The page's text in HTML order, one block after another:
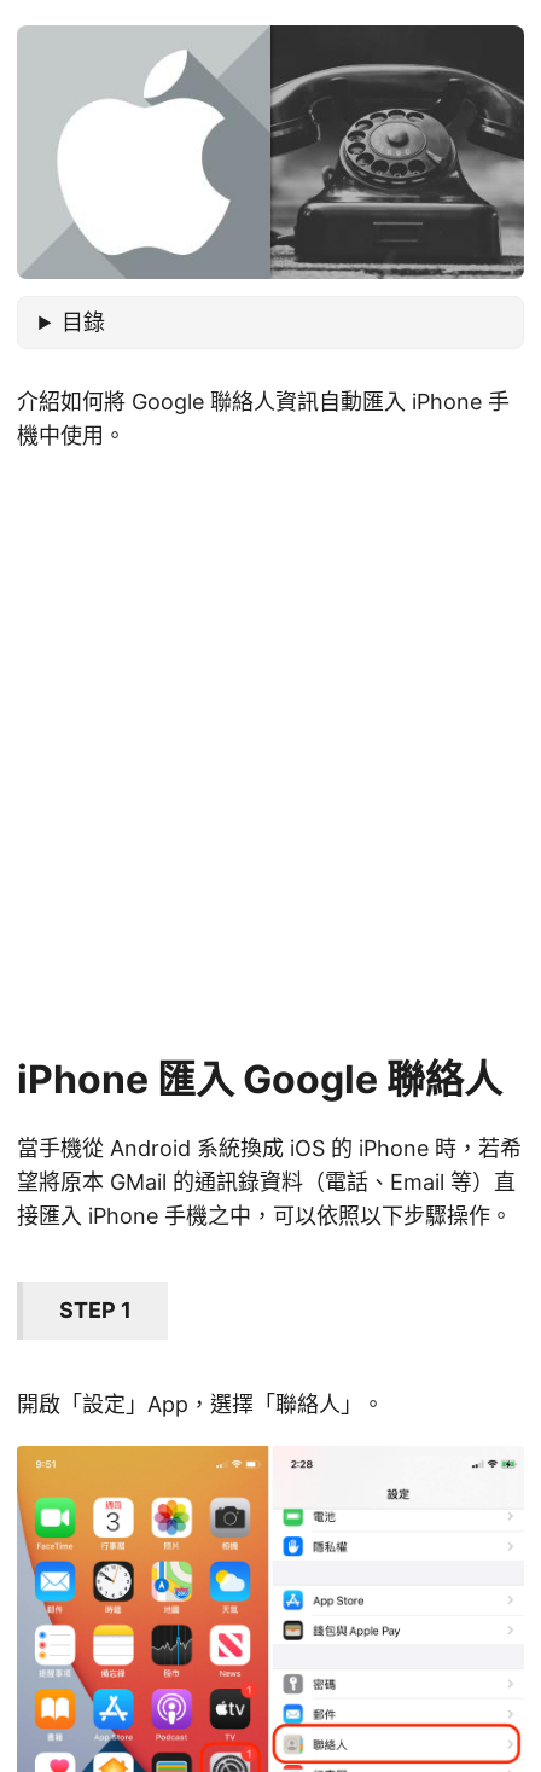
目錄
介紹如何將 Google 聯絡人資訊自動匯入 iPhone 手
機中使用。
iPhone 匯入 Google 聯絡人
當手機從 Android 系統換成 iOS 的 iPhone 時，若希
望將原本 GMail 的通訊錄資料（電話、Email 等）直
接匯入 iPhone 手機之中，可以依照以下步驟操作。
STEP 1
開啟「設定」App，選擇「聯絡人」。